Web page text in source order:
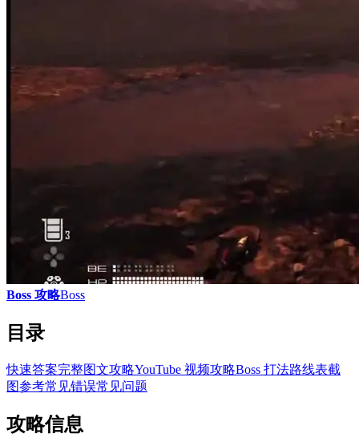
Boss 攻略Boss
目录
快速答案完整图文攻略YouTube 视频攻略Boss 打法路线表截
图参考常见错误常见问题
攻略信息